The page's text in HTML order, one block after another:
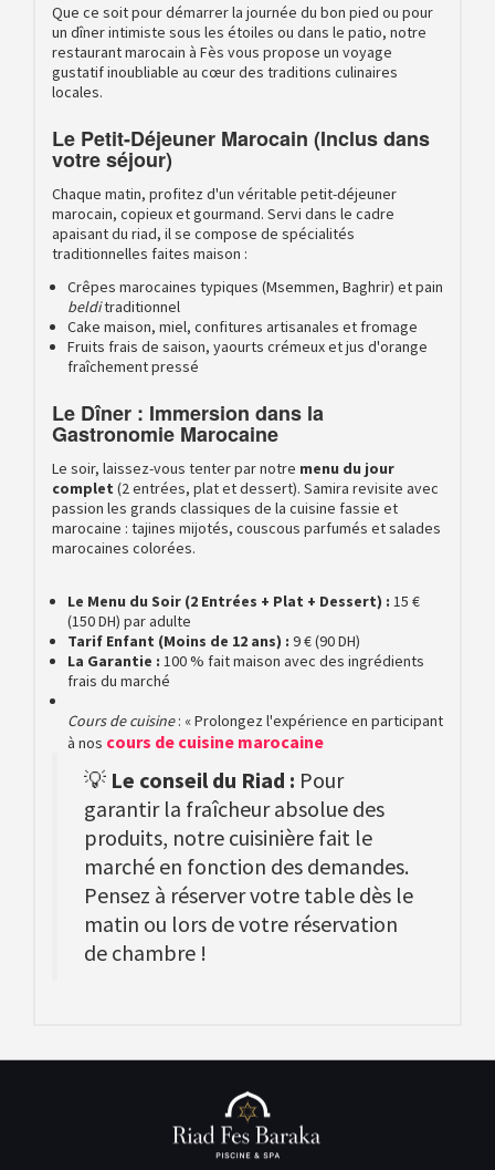
Que ce soit pour démarrer la journée du bon pied ou pour
un dîner intimiste sous les étoiles ou dans le patio, notre
restaurant marocain à Fès vous propose un voyage
gustatif inoubliable au cœur des traditions culinaires
locales.
Le Petit-Déjeuner Marocain (Inclus dans
votre séjour)
Chaque matin, profitez d'un véritable petit-déjeuner
marocain, copieux et gourmand. Servi dans le cadre
apaisant du riad, il se compose de spécialités
traditionnelles faites maison :
Crêpes marocaines typiques (Msemmen, Baghrir) et pain
belditraditionnel
Cake maison, miel, confitures artisanales et fromage
Fruits frais de saison, yaourts crémeux et jus d'orange
fraîchement pressé
Le Dîner : Immersion dans la
Gastronomie Marocaine
Le soir, laissez-vous tenter par notre menu du jour
complet (2 entrées, plat et dessert). Samira revisite avec
passion les grands classiques de la cuisine fassie et
marocaine : tajines mijotés, couscous parfumés et salades
marocaines colorées.
Le Menu du Soir (2 Entrées + Plat + Dessert) : 15 €
(150 DH) par adulte
Tarif Enfant (Moins de 12 ans) : 9 € (90 DH)
La Garantie : 100 % fait maison avec des ingrédients
frais du marché
Cours de cuisine: « Prolongez l'expérience en participant
à nos cours de cuisine marocaine
💡 Le conseil du Riad : Pour
garantir la fraîcheur absolue des
produits, notre cuisinière fait le
marché en fonction des demandes.
Pensez à réserver votre table dès le
matin ou lors de votre réservation
de chambre !